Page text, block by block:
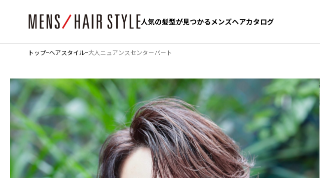
人気の髪型が見つかるメンズヘアカタログ
人気の髪型が見つかるメンズヘアカタログ
トップ ヘアスタイル 大人ニュアンスセンターパート